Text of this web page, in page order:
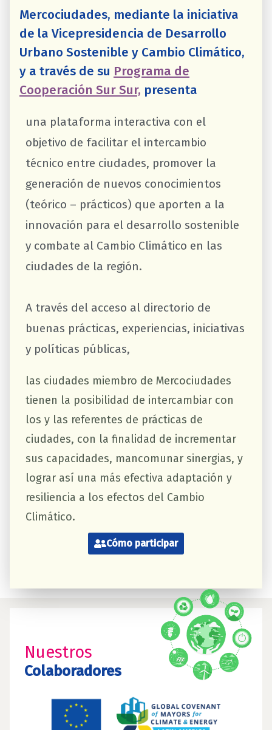
Mercociudades, mediante la iniciativa
de la Vicepresidencia de Desarrollo
Urbano Sostenible y Cambio Climático,
y a través de su Programa de
Cooperación Sur Sur, presenta
una plataforma interactiva con el
objetivo de facilitar el intercambio
técnico entre ciudades, promover la
generación de nuevos conocimientos
(teórico – prácticos) que aporten a la
innovación para el desarrollo sostenible
y combate al Cambio Climático en las
ciudades de la región.
A través del acceso al directorio de
buenas prácticas, experiencias, iniciativas
y políticas públicas,
las ciudades miembro de Mercociudades
tienen la posibilidad de intercambiar con
los y las referentes de prácticas de
ciudades, con la finalidad de incrementar
sus capacidades, mancomunar sinergias, y
lograr así una más efectiva adaptación y
resiliencia a los efectos del Cambio
Climático.
Cómo participar
Nuestros
Colaboradores